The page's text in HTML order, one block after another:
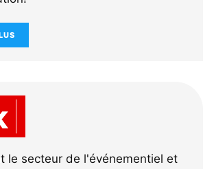
le secteur de l'événementiel et